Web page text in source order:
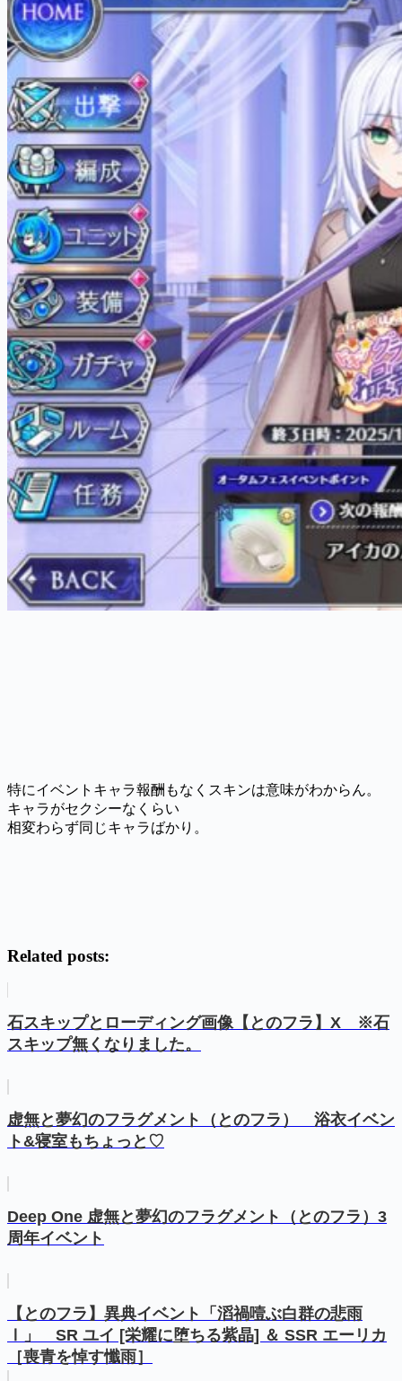
特にイベントキャラ報酬もなくスキンは意味がわからん。
キャラがセクシーなくらい
相変わらず同じキャラばかり。
Related posts:
石スキップとローディング画像【とのフラ】X ※石
スキップ無くなりました。
虚無と夢幻のフラグメント（とのフラ） 浴衣イベン
ト&寝室もちょっと♡
Deep One 虚無と夢幻のフラグメント（とのフラ）3
周年イベント
【とのフラ】異典イベント「滔禍噎ぶ白群の悲雨
Ⅰ」 SR ユイ [栄耀に堕ちる紫晶] ＆ SSR エーリカ
［喪青を悼す懺雨］